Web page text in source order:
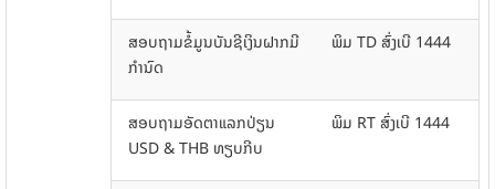
ສອບຖາມຂໍ້ມູນບັນຊີເງິນຝາກມີ
ກໍານົດ
ພິມ TD ສົ່ງເບີ 1444
ສອບຖາມອັດຕາແລກປ່ຽນ
USD & THB ທຽບກີບ
ພິມ RT ສົ່ງເບີ 1444